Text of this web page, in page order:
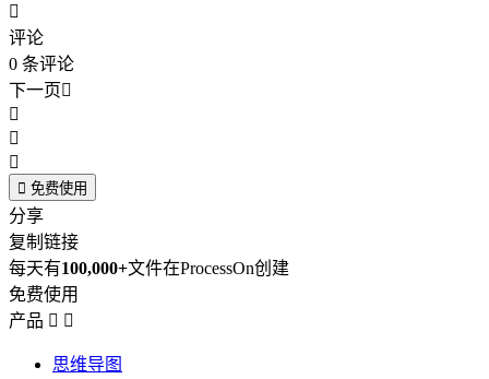

评论
0 条评论
下一页



 免费使用
分享
复制链接
每天有100,000+文件在ProcessOn创建
免费使用
产品  
思维导图